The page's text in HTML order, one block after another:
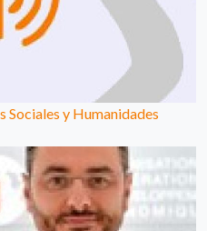
Sociales y Humanidades